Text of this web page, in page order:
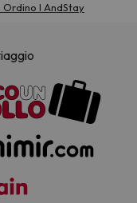
Ordino I AndStay